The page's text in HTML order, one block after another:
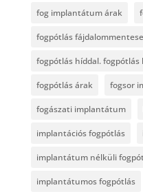
fog implantátum árak
fogpótlás
fogpótlás híddal. fogpótlás
fogpótlás árak fogsor
fogászati implantátum
implantációs fogpótlás
implantátum nélküli
implantátumos fogpótlás